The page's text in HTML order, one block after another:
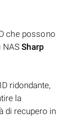
che possono
NASSharp
ridondante,
la
di recupero in